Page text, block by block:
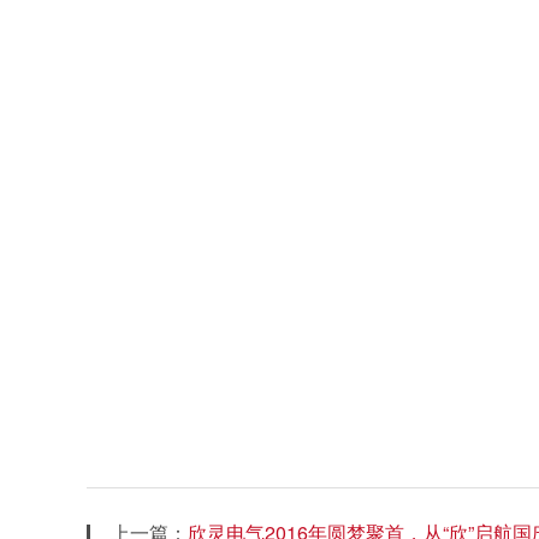
上一篇： 欣灵电气2016年圆梦聚首，从“欣”启航